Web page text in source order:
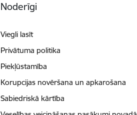
Noderīgi
Viegli lasīt
Privātuma politika
Piekļūstamība
Korupcijas novēršana un apkarošana
Sabiedriskā kārtība